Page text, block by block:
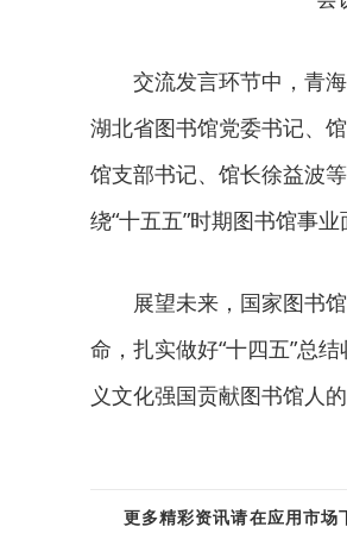
交流发言环节中，青
湖北省图书馆党委书记、
馆支部书记、馆长徐益波
绕“十五五”时期图书馆事
展望未来，国家图书
命，扎实做好“十四五”总
义文化强国贡献图书馆人
更多精彩资讯请在应用市场